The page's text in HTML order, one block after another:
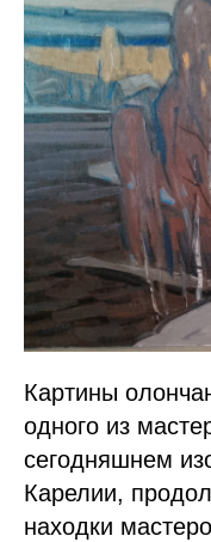
Картины
одного из
сегодняшнем
Карелии,
находки